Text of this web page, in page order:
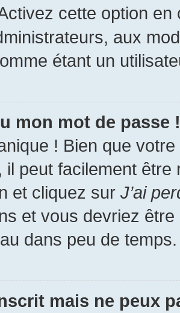
cette option
aux
étant un
mon mot de passe !
! Bien que
il peut facilement
et cliquez sur J’ai
et vous devriez
dans peu de temps.
mais ne peux